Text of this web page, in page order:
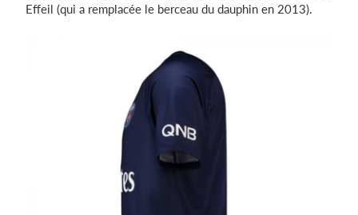
Effeil (qui a remplacée le berceau du dauphin en 2013).